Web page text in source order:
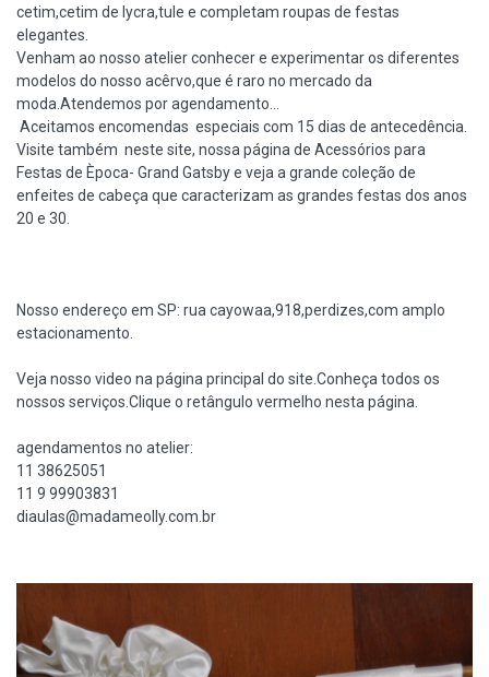
cetim,cetim de lycra,tule e completam roupas de festas
elegantes.
Venham ao nosso atelier conhecer e experimentar os diferentes
modelos do nosso acêrvo,que é raro no mercado da
moda.Atendemos por agendamento...
Aceitamos encomendas especiais com 15 dias de antecedência.
Visite também neste site, nossa página de Acessórios para
Festas de Època- Grand Gatsby e veja a grande coleção de
enfeites de cabeça que caracterizam as grandes festas dos anos
20 e 30.
Nosso endereço em SP: rua cayowaa,918,perdizes,com amplo
estacionamento.
Veja nosso video na página principal do site.Conheça todos os
nossos serviços.Clique o retângulo vermelho nesta página.
agendamentos no atelier:
11 38625051
11 9 99903831
diaulas@madameolly.com.br